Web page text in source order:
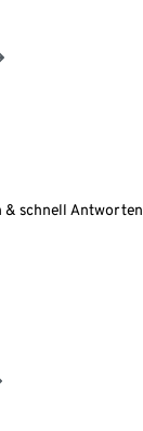
& schnell Antworten